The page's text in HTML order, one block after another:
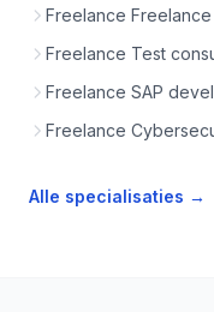
Freelance
Freelance Test
Freelance SAP
Freelance
Alle specialisaties →